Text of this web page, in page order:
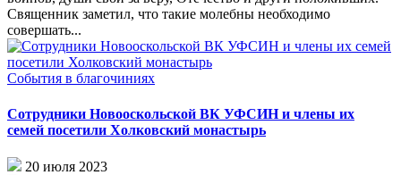
Священник заметил, что такие молебны необходимо
совершать...
События в благочиниях
Сотрудники Новооскольской ВК УФСИН и члены их
семей посетили Холковский монастырь
20 июля 2023